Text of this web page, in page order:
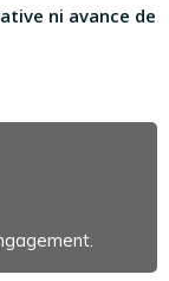
ni avance de